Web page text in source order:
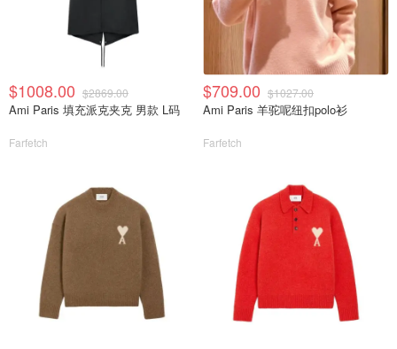
$1008.00 $2869.00
Ami Paris 填充派克夹克 男款 L码
Farfetch
$709.00 $1027.00
Ami Paris 羊驼呢纽扣polo衫
Farfetch